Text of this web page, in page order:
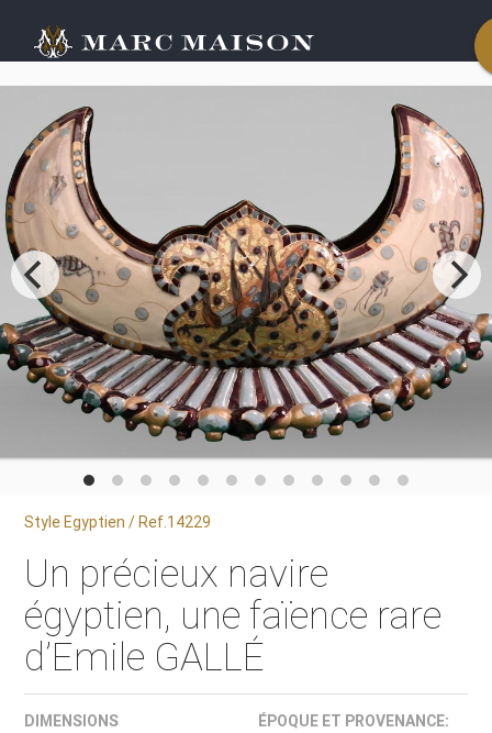
Style Egyptien / Ref.14229
Un précieux navire
égyptien, une faïence rare
d’Emile GALLÉ
DIMENSIONS
ÉPOQUE ET PROVENANCE: